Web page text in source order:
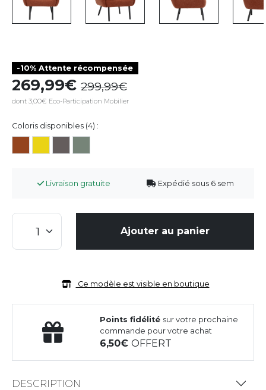
-10% Attente récompensée
269,99 299,99
dont 3,00€ Eco-Participation Mobilier
Coloris disponibles (4) :
Livraison gratuite Expédié sous 6 sem
Ajouter au panier
Ce modèle est visible en boutique
Points fidélité sur votre prochaine
commande pour votre achat
6,50OFFERT
DESCRIPTION